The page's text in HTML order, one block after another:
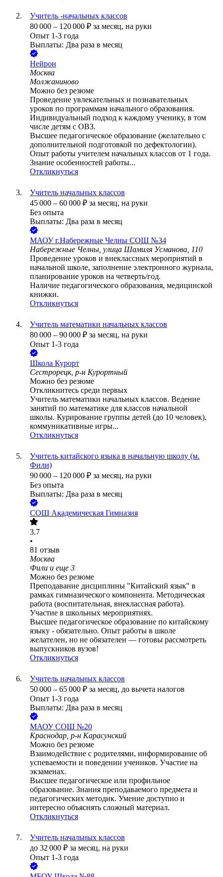
Учитель -начальных классов
80 000 – 120 000 ₽ за месяц, на руки
Опыт 1-3 года
Выплаты: Два раза в месяц
Нейрон
Москва
Молжаниново
Можно без резюме
Проведение увлекательных и познавательных
уроков по программам начального образования.
Индивидуальный подход к каждому ученику, в том
числе детям с ОВЗ.
Высшее педагогическое образование (желательно с
дополнительной подготовкой по дефектологии).
Опыт работы учителем начальных классов от 1 года.
Знание особенностей работы...
Откликнуться
Учитель начальных классов
45 000 – 60 000 ₽ за месяц, на руки
Без опыта
Выплаты: Два раза в месяц
МАОУ г.Набережные Челны СОШ №34
Набережные Челны, улица Шамиля Усманова, 110
Проведение уроков и внеклассных мероприятий в
начальной школе, заполнение электронного журнала,
планирование уроков на четверть/год.
Наличие педагогического образования, медицинской
книжки.
Откликнуться
Учитель математики начальных классов
80 000 – 90 000 ₽ за месяц, на руки
Опыт 1-3 года
Школа Курорт
Сестрорецк, р-н Курортный
Можно без резюме
Откликнитесь среди первых
Учитель математики начальных классов. Ведение
занятий по математике для классов начальной
школы. Курирование группы детей (до 10 человек),
коммуникативные игры...
Откликнуться
Учитель китайского языка в начальную школу (м.
Фили)
90 000 – 120 000 ₽ за месяц, на руки
Без опыта
Выплаты: Два раза в месяц
СОШ Академическая Гимназия
3.7
•
81 отзыв
Москва
Фили и еще 3
Можно без резюме
Преподавание дисциплины "Китайский язык" в
рамках гимназического компонента. Методическая
работа (воспитательная, внеклассная работа).
Участие в школьных мероприятиях.
Высшее педагогическое образование по китайскому
языку - обязательно. Опыт работы в школе
желателен, но не обязателен — готовы рассмотреть
выпускников вузов!
Откликнуться
Учитель начальных классов
50 000 – 65 000 ₽ за месяц, до вычета налогов
Опыт 1-3 года
Выплаты: Два раза в месяц
МАОУ СОШ №20
Краснодар, р-н Карасунский
Можно без резюме
Взаимодействие с родителями, информирование об
успеваемости и поведении учеников. Участие на
экзаменах.
Высшее педагогическое или профильное
образование. Знания преподаваемого предмета и
педагогических методик. Умение доступно и
интересно объяснять сложный материал.
Откликнуться
Учитель начальных классов
до 32 000 ₽ за месяц, на руки
Опыт 1-3 года